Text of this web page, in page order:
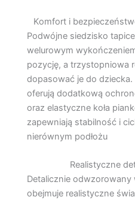
Komfort i
Podwójne siedzisko
welurowym
pozycję, a trzystopniowa
dopasować je do
oferują dodatkową
oraz elastyczne koła
zapewniają stabilność i
nierównym podłożu
Realistyczne
Detalicznie odwzorowany
obejmuje realistyczne